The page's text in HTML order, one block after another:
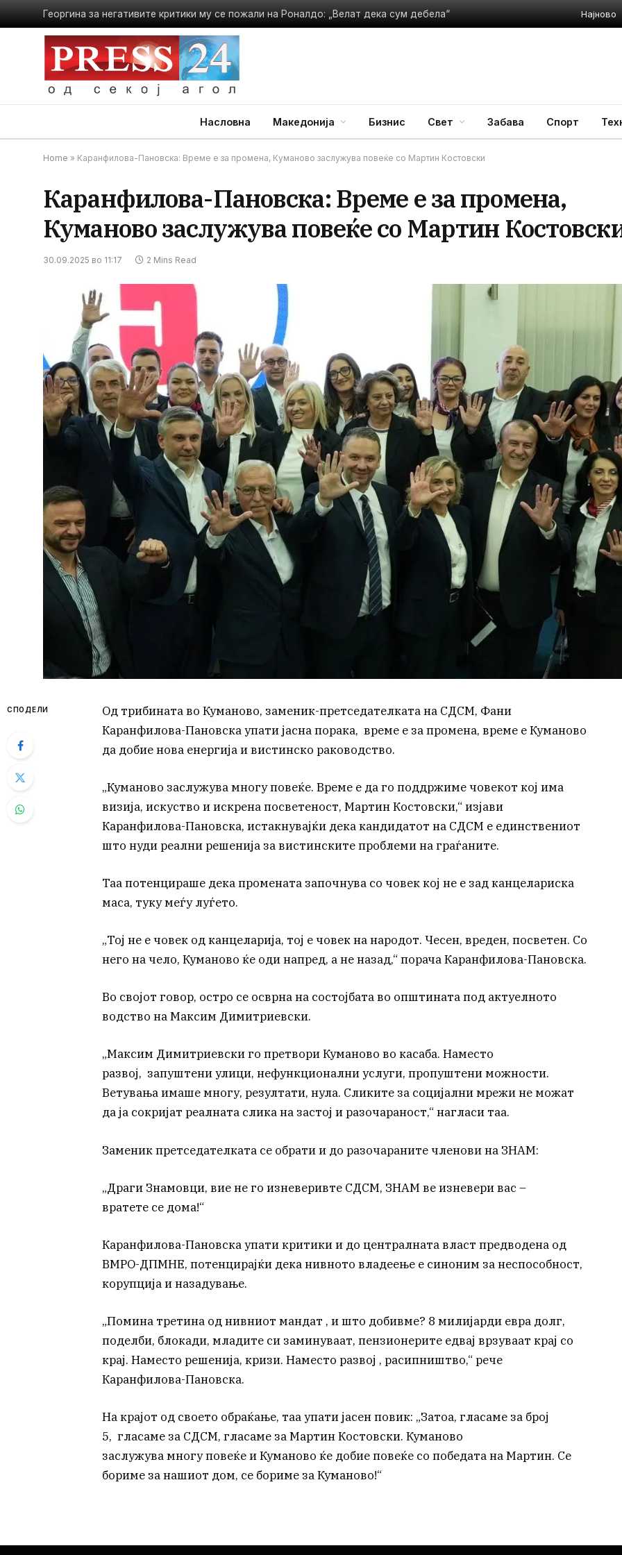
Георгина за негативите критики му се пожали на Роналдо: „Велат дека сум дебела“ Најново
Насловна Македонија Бизнис Свет Забава Спорт
Home » Каранфилова-Пановска: Време е за промена, Куманово заслужува повеќе со Мартин Костовски
Каранфилова-Пановска: Време е за промена,
Куманово заслужува повеќе со Мартин
30.09.2025 во 11:17 2 Mins Read
СПОДЕЛИ
Од трибината во Куманово, заменик-претседателката на СДСМ, Фани
Каранфилова-Пановска упати јасна порака, време е за промена, време е Куманово
да добие нова енергија и вистинско раководство.
„Куманово заслужува многу повеќе. Време е да го поддржиме човекот кој има
визија, искуство и искрена посветеност, Мартин Костовски,“ изјави
Каранфилова-Пановска, истакнувајќи дека кандидатот на СДСМ е единствениот
што нуди реални решенија за вистинските проблеми на граѓаните.
Таа потенцираше дека промената започнува со човек кој не е зад канцелариска
маса, туку меѓу луѓето.
„Тој не е човек од канцеларија, тој е човек на народот. Чесен, вреден, посветен. Со
него на чело, Куманово ќе оди напред, а не назад,“ порача Каранфилова-Пановска.
Во својот говор, остро се осврна на состојбата во општината под актуелното
водство на Максим Димитриевски.
„Максим Димитриевски го претвори Куманово во касаба. Наместо
развој, запуштени улици, нефункционални услуги, пропуштени можности.
Ветувања имаше многу, резултати, нула. Сликите за социјални мрежи не можат
да ја сокријат реалната слика на застој и разочараност,“ нагласи таа.
Заменик претседателката се обрати и до разочараните членови на ЗНАМ:
„Драги Знамовци, вие не го изневеривте СДСМ, ЗНАМ ве изневери вас –
вратете се дома!“
Каранфилова-Пановска упати критики и до централната власт предводена од
ВМРО-ДПМНЕ, потенцирајќи дека нивното владеење е синоним за неспособност,
корупција и назадување.
„Помина третина од нивниот мандат , и што добивме? 8 милијарди евра долг,
поделби, блокади, младите си заминуваат, пензионерите едвај врзуваат крај со
крај. Наместо решенија, кризи. Наместо развој , расипништво,“ рече
Каранфилова-Пановска.
На крајот од своето обраќање, таа упати јасен повик: „Затоа, гласаме за број
5, гласаме за СДСМ, гласаме за Мартин Костовски. Куманово
заслужува многу повеќе и Куманово ќе добие повеќе со победата на Мартин. Се
бориме за нашиот дом, се бориме за Куманово!“